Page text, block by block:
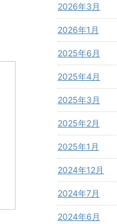
2026年3月
2026年1月
2025年6月
2025年4月
2025年3月
2025年2月
2025年1月
2024年12月
2024年7月
2024年6月